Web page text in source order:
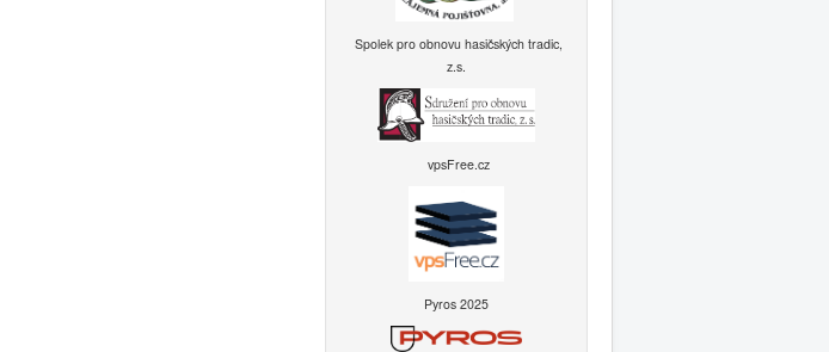
Spolek pro obnovu hasičských tradic,
z.s.
vpsFree.cz
Pyros 2025